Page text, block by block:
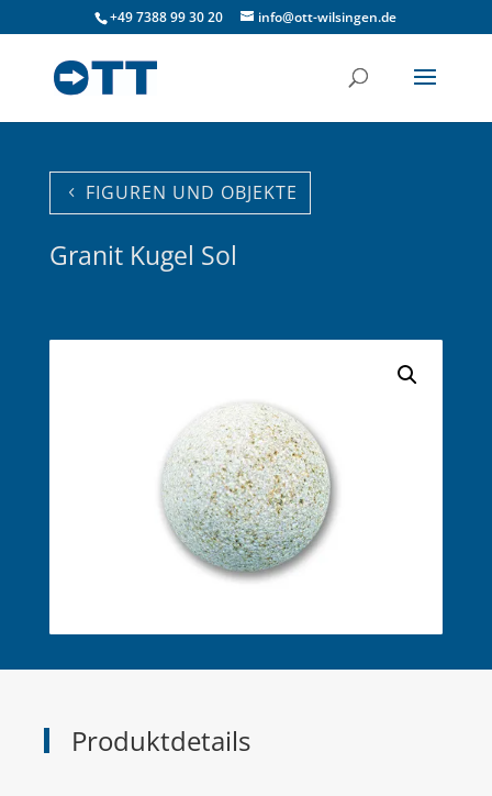
+49 7388 99 30 20 info@ott-wilsingen.de
FIGUREN UND OBJEKTE
Granit Kugel Sol
Produktdetails